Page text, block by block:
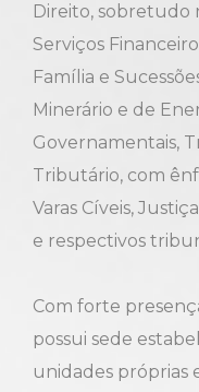
Direito, sobretudo
Serviços
Família e
Minerário e de
Governamentais,
Tributário, com
Varas Cíveis,
e respectivos
Com forte
possui sede
unidades próprias